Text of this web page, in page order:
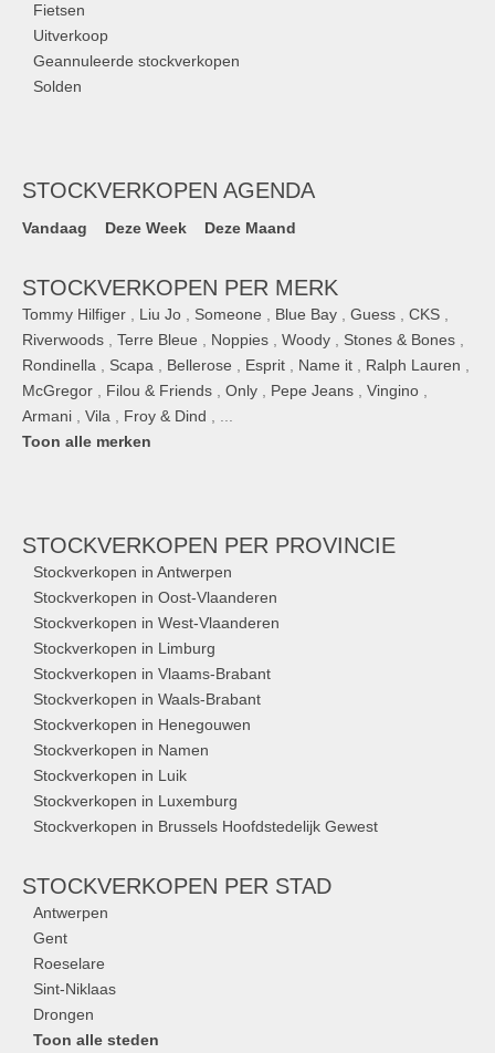
Fietsen
Uitverkoop
Geannuleerde stockverkopen
Solden
STOCKVERKOPEN AGENDA
Vandaag Deze Week Deze Maand
STOCKVERKOPEN PER MERK
Tommy Hilfiger Liu Jo Someone Blue Bay Guess CKS
Riverwoods
Terre Bleue Noppies Woody Stones & Bones
Rondinella
Scapa Bellerose Esprit Name it Ralph Lauren
McGregor
Filou & Friends Only Pepe Jeans Vingino
Armani
Vila Froy & Dind
Toon alle merken
STOCKVERKOPEN PER PROVINCIE
Stockverkopen in Antwerpen
Stockverkopen in Oost-Vlaanderen
Stockverkopen in West-Vlaanderen
Stockverkopen in Limburg
Stockverkopen in Vlaams-Brabant
Stockverkopen in Waals-Brabant
Stockverkopen in Henegouwen
Stockverkopen in Namen
Stockverkopen in Luik
Stockverkopen in Luxemburg
Stockverkopen in Brussels Hoofdstedelijk Gewest
STOCKVERKOPEN PER STAD
Antwerpen
Gent
Roeselare
Sint-Niklaas
Drongen
Toon alle steden